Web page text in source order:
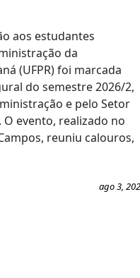
aos estudantes
da
(UFPR) foi marcada
do semestre 2026/2,
e pelo Setor
O evento, realizado no
reuniu calouros,
ago 3,